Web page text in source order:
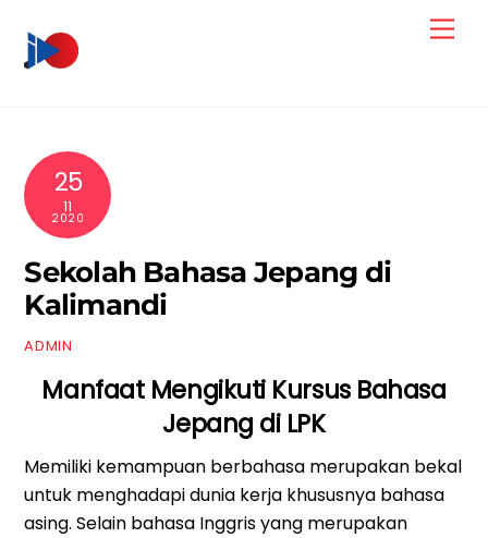
content
25
11
2020
Sekolah Bahasa Jepang di
Kalimandi
ADMIN
Manfaat Mengikuti Kursus Bahasa
Jepang di LPK
Memiliki kemampuan berbahasa merupakan bekal
untuk menghadapi dunia kerja khususnya bahasa
asing. Selain bahasa Inggris yang merupakan